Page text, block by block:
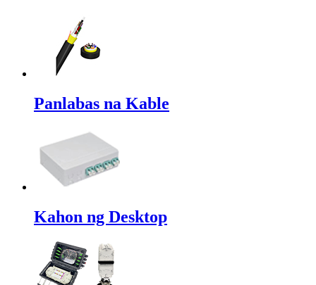
Panlabas na Kable
Kahon ng Desktop